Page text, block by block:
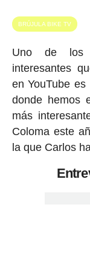
BRÚJULA BIKE TV
Uno de los
interesantes
en YouTube es
donde hemos
más
Coloma este
la que Carlos